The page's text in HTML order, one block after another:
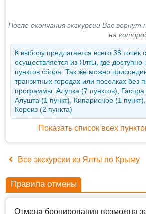
После окончания экскурсии Вас вернут
на
К выбору предлагается всего 38 точек
осуществляется из Ялты, где доступно
пунктов сбора. Так же можно
транзитных городах или поселках без
программы: Алупка (7 пунктов), Гаспра
Алушта (1 пункт), Кипарисное (1
Кореиз (2 пункта)
Показать список всех
Все экскурсии из Ялты по Крыму
Правила отмены
Отмена бронирования возможна